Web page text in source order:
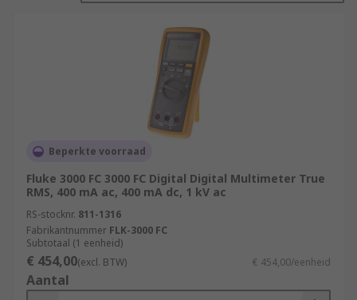
Beperkte voorraad
Fluke 3000 FC 3000 FC Digital Digital Multimeter True
RMS, 400 mA ac, 400 mA dc, 1 kV ac
RS-stocknr. 811-1316
Fabrikantnummer FLK-3000 FC
Subtotaal (1 eenheid)
€ 454,00(excl. BTW) € 454,00/eenheid
Aantal